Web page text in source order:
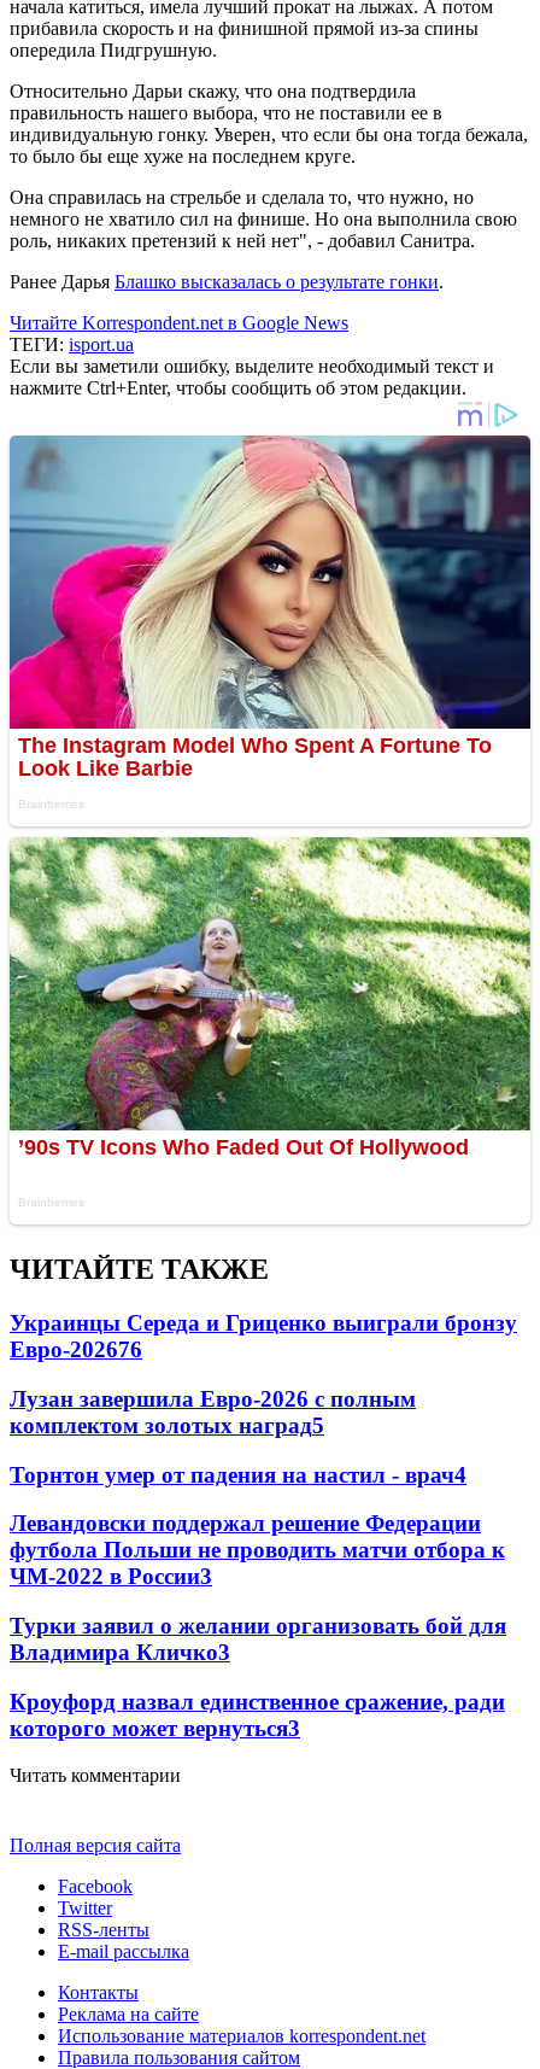
начала катиться, имела лучший прокат на лыжах. А потом
прибавила скорость и на финишной прямой из-за спины
опередила Пидгрушную.
Относительно Дарьи скажу, что она подтвердила
правильность нашего выбора, что не поставили ее в
индивидуальную гонку. Уверен, что если бы она тогда бежала,
то было бы еще хуже на последнем круге.
Она справилась на стрельбе и сделала то, что нужно, но
немного не хватило сил на финише. Но она выполнила свою
роль, никаких претензий к ней нет", - добавил Санитра.
Ранее Дарья Блашко высказалась о результате гонки.
Читайте Korrespondent.net в Google News
ТЕГИ: isport.ua
Если вы заметили ошибку, выделите необходимый текст и
нажмите Ctrl+Enter, чтобы сообщить об этом редакции.
ЧИТАЙТЕ ТАКЖЕ
Украинцы Середа и Гриценко выиграли бронзу
Евро-202676
Лузан завершила Евро-2026 с полным
комплектом золотых наград5
Торнтон умер от падения на настил - врач4
Левандовски поддержал решение Федерации
футбола Польши не проводить матчи отбора к
ЧМ-2022 в России3
Турки заявил о желании организовать бой для
Владимира Кличко3
Кроуфорд назвал единственное сражение, ради
которого может вернуться3
Читать комментарии
Полная версия сайта
Facebook
Twitter
RSS-ленты
E-mail рассылка
Контакты
Реклама на сайте
Использование материалов korrespondent.net
Правила пользования сайтом